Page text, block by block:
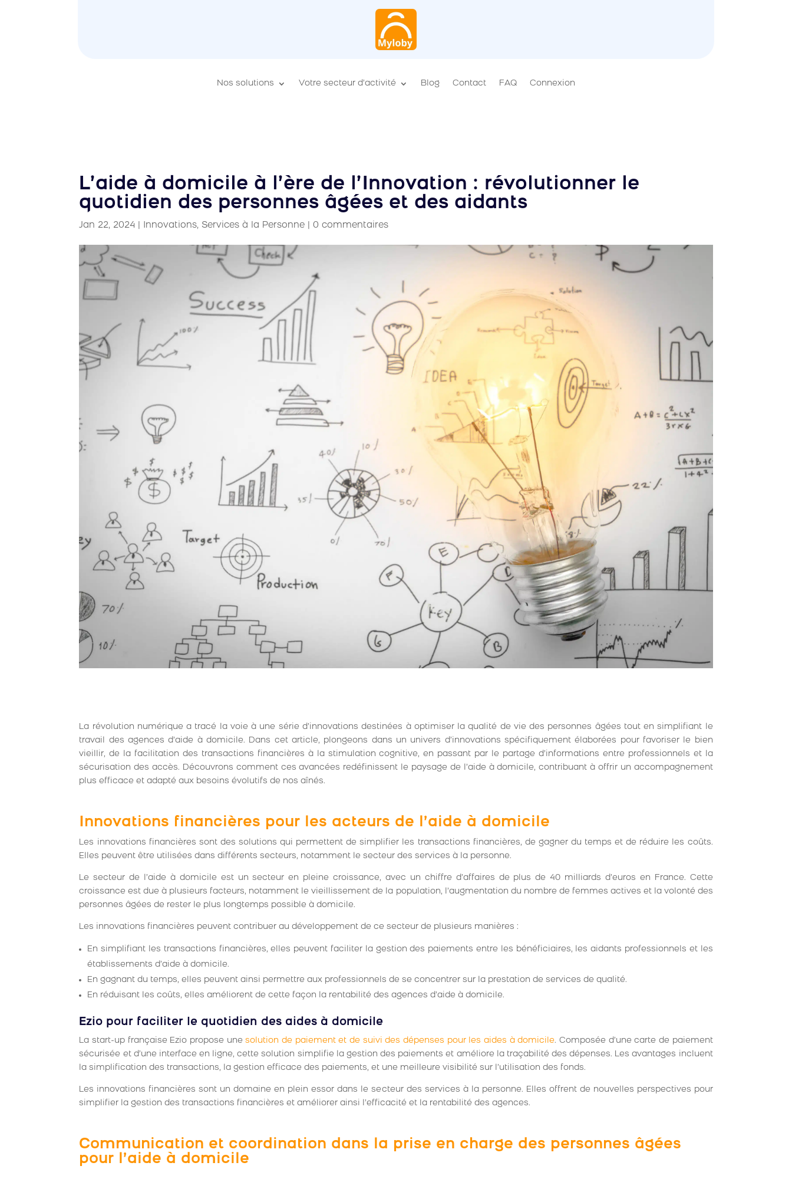
Nos solutions Votre secteur d’activité Blog Contact FAQ Connexion
L’aide à domicile à l’ère de l’Innovation : révolutionner le
quotidien des personnes âgées et des aidants
Jan 22, 2024 Innovations, Services à la Personne |0 commentaires
La révolution numérique a tracé la voie à une série d’innovations destinées à optimiser la qualité de vie des personnes âgées tout en simplifiant le
travail des agences d’aide à domicile. Dans cet article, plongeons dans un univers d’innovations spécifiquement élaborées pour favoriser le bien
vieillir, de la facilitation des transactions financières à la stimulation cognitive, en passant par le partage d’informations entre professionnels et la
sécurisation des accès. Découvrons comment ces avancées redéfinissent le paysage de l’aide à domicile, contribuant à offrir un accompagnement
plus efficace et adapté aux besoins évolutifs de nos aînés.
Innovations financières pour les acteurs de l’aide à domicile
Les innovations financières sont des solutions qui permettent de simplifier les transactions financières, de gagner du temps et de réduire les coûts.
Elles peuvent être utilisées dans différents secteurs, notamment le secteur des services à la personne.
Le secteur de l’aide à domicile est un secteur en pleine croissance, avec un chiffre d’affaires de plus de 40 milliards d’euros en France. Cette
croissance est due à plusieurs facteurs, notamment le vieillissement de la population, l’augmentation du nombre de femmes actives et la volonté des
personnes âgées de rester le plus longtemps possible à domicile.
Les innovations financières peuvent contribuer au développement de ce secteur de plusieurs manières :
En simplifiant les transactions financières, elles peuvent faciliter la gestion des paiements entre les bénéficiaires, les aidants professionnels et les
établissements d’aide à domicile.
En gagnant du temps, elles peuvent ainsi permettre aux professionnels de se concentrer sur la prestation de services de qualité.
En réduisant les coûts, elles améliorent de cette façon la rentabilité des agences d’aide à domicile.
Ezio pour faciliter le quotidien des aides à domicile
La start-up française Ezio propose unesolution de paiement et de suivi des dépenses pour les aides à domicile. Composée d’une carte de paiement
sécurisée et d’une interface en ligne, cette solution simplifie la gestion des paiements et améliore la traçabilité des dépenses. Les avantages incluent
la simplification des transactions, la gestion efficace des paiements, et une meilleure visibilité sur l’utilisation des fonds.
Les innovations financières sont un domaine en plein essor dans le secteur des services à la personne. Elles offrent de nouvelles perspectives pour
simplifier la gestion des transactions financières et améliorer ainsi l’efficacité et la rentabilité des agences.
Communication et coordination dans la prise en charge des personnes âgées
pour l’aide à domicile